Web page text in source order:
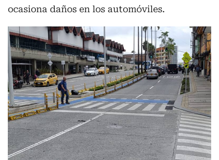
ocasiona daños en los automóviles.